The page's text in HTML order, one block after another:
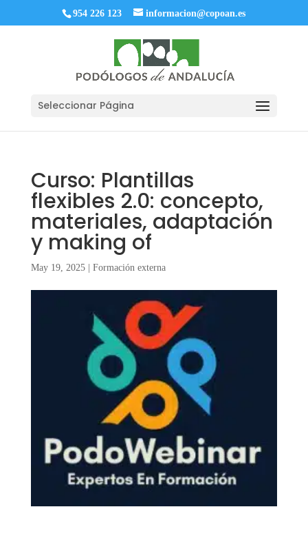
954 226 123 informacion@copoan.es
Seleccionar Página
Curso: Plantillas
flexibles 2.0: concepto,
materiales, adaptación
y making of
May 19, 2025| Formación externa